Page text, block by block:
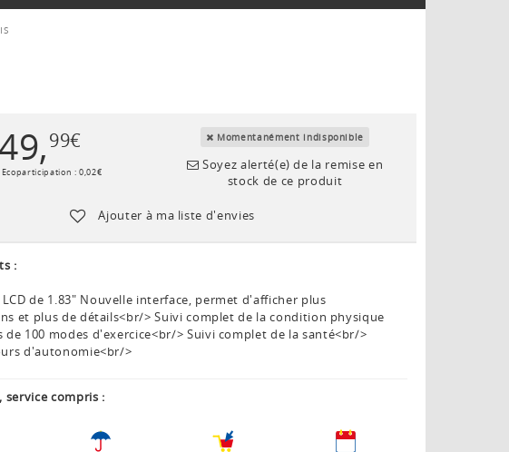
,99€
Ecoparticipation :0,02€
Momentanément indisponible
Soyez alerté(e) de la remise en
stock de ce produit
Ajouter à ma liste d'envies
:
de 1.83" Nouvelle interface, permet d'afficher plus
et plus de détails<br/> Suivi complet de la condition physique
de 100 modes d'exercice<br/> Suivi complet de la santé<br/>
d'autonomie<br/>
service compris :